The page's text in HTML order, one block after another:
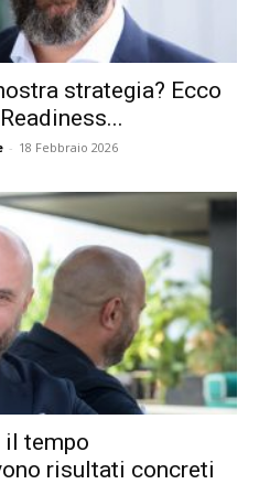
strategia? Ecco
- 18 Febbraio 2026
il tempo
risultati concreti